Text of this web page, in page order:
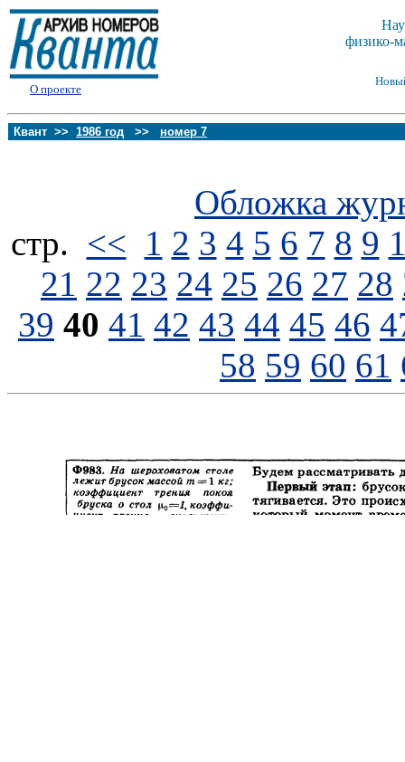
О проекте
физико-
Квант >> 1986 год >> номер 7
Обложка
стp. << 1 2 3 4 5 6 7 8 9
21 22 23 24 25 26 27 28
39 40 41 42 43 44 45 46
58 59 60 61